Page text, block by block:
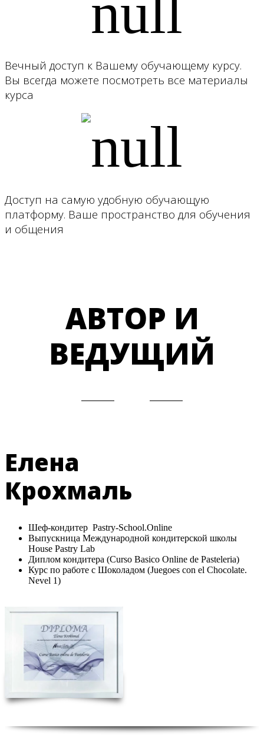
Вечный доступ к Вашему обучающему курсу.
Вы всегда можете посмотреть все материалы
курса
Доступ на самую удобную обучающую
платформу. Ваше пространство для обучения
и общения
АВТОР И
ВЕДУЩИЙ
Елена
Крохмаль
Шеф-кондитер Pastry-School.Online
Выпускница Международной кондитерской школы
House Pastry Lab
Диплом кондитера (Curso Basico Online de Pasteleria)
Курс по работе с Шоколадом (Juegoes con el Chocolate.
Nevel 1)